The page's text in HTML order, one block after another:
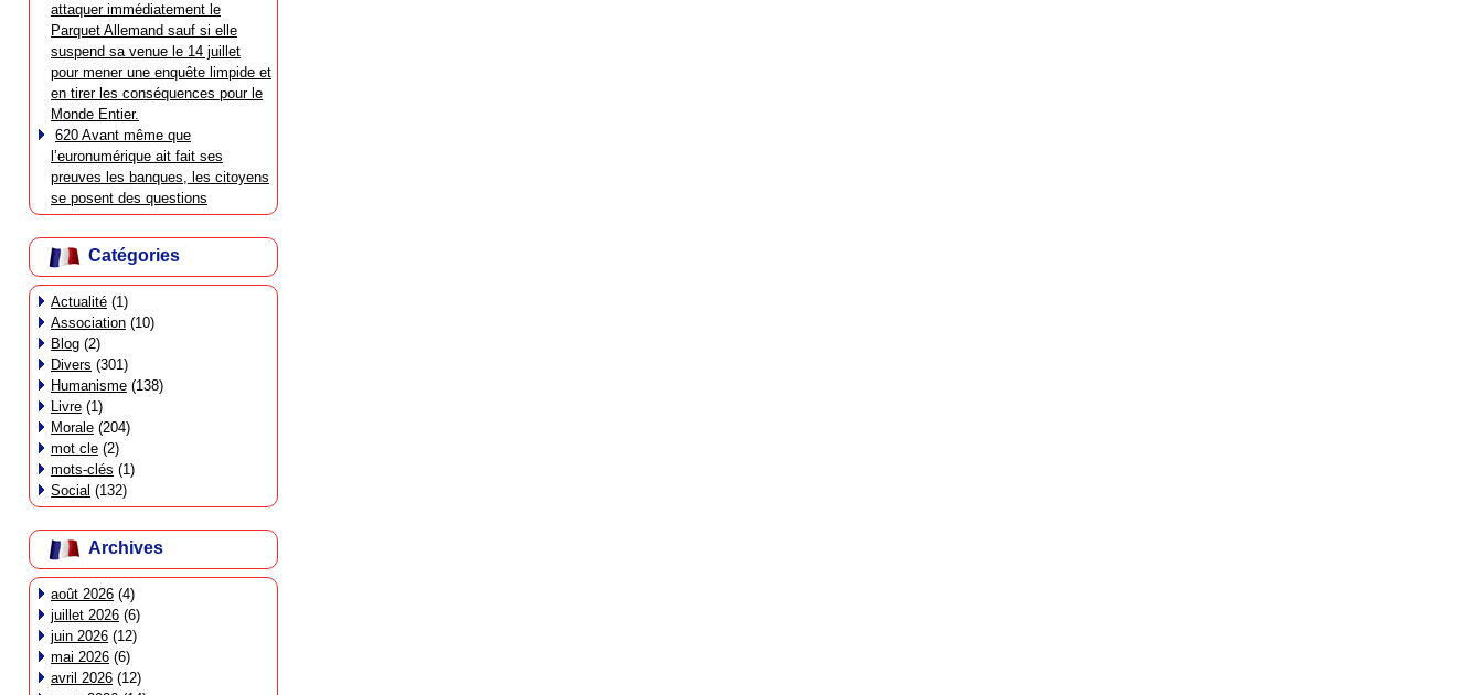
attaquer immédiatement le
Parquet Allemand sauf si elle
suspend sa venue le 14 juillet
pour mener une enquête limpide et
en tirer les conséquences pour le
Monde Entier.
620 Avant même que
l’euronumérique ait fait ses
preuves les banques, les citoyens
se posent des questions
Catégories
Actualité (1)
Association (10)
Blog (2)
Divers (301)
Humanisme (138)
Livre (1)
Morale (204)
mot cle (2)
mots-clés (1)
Social (132)
Archives
août 2026 (4)
juillet 2026 (6)
juin 2026 (12)
mai 2026 (6)
avril 2026 (12)